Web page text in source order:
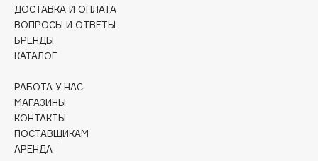
CosRX
Cottolina
Crescina
Curaprox
D
ДОСТАВКА И ОПЛАТА
ВОПРОСЫ И ОТВЕТЫ
БРЕНДЫ
КАТАЛОГ
РАБОТА У НАС
МАГАЗИНЫ
КОНТАКТЫ
ПОСТАВЩИКАМ
АРЕНДА